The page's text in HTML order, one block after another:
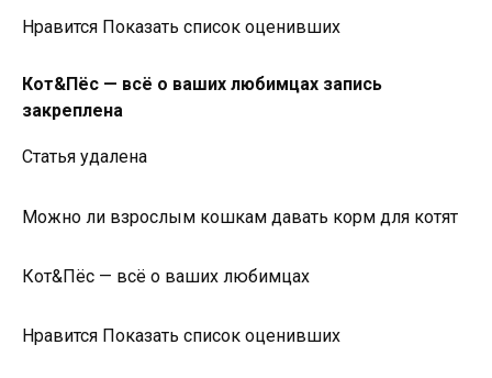
Нравится Показать список оценивших
Кот&Пёс — всё о ваших любимцах запись
закреплена
Статья удалена
Можно ли взрослым кошкам давать корм для котят
Кот&Пёс — всё о ваших любимцах
Нравится Показать список оценивших